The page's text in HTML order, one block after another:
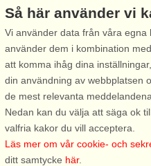
Stugnr: 65913
Hällestrand
4 personer, 32 m²
40 m till sjö/hav:.
Boende med strålande
havsutsikt och fina salta bad
Välkommen att bo med
strålande havsutsikt i ett soligt
beläget fristående annex med
Så här använder vi
Vi använder data från våra
använder dem i kombination
att komma ihåg dina
din användning av webbplatsen
de mest relevanta
Nedan kan du välja att säga ok
valfria kakor du vill acceptera.
Läs mer om vår cookie- och
ditt samtycke här.